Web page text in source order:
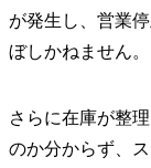
が発生し、営業
ぼしかねません。
さらに在庫が整
のか分からず、